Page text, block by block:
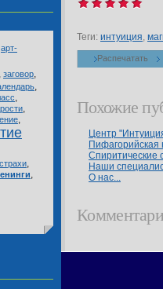
арт-
, заговор,
,
,
,
,
страхи,
,
Теги: интуиция,
Распечатать
Похожие
Центр
Пифагорийская
Спиритические
Наши
О нас...